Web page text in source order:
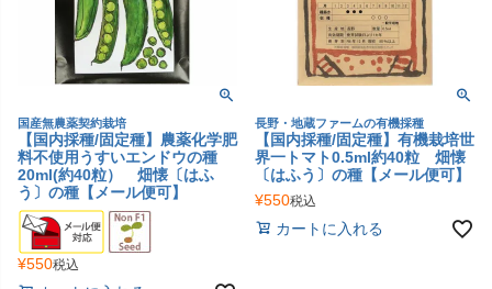
国産無農薬契約栽培
【国内採種/固定種】農薬化学肥
料不使用うすいエンドウの種
20ml(約40粒） 畑懐〔はふ
う〕の種【メール便可】
¥550税込
長野・地蔵ファームの有機採種
【国内採種/固定種】有機栽培世
界一トマト0.5ml約40粒 畑懐
〔はふう〕の種【メール便可】
¥550税込
カートに入れる